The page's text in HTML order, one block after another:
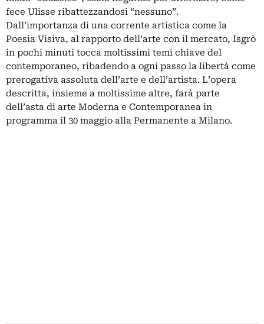
fece Ulisse ribattezzandosi “nessuno”.
Dall’importanza di una corrente artistica come la
Poesia Visiva, al rapporto dell’arte con il mercato, Isgrò
in pochi minuti tocca moltissimi temi chiave del
contemporaneo, ribadendo a ogni passo la libertà come
prerogativa assoluta dell’arte e dell’artista. L’opera
descritta, insieme a moltissime altre, farà parte
dell’asta di arte Moderna e Contemporanea in
programma il 30 maggio alla Permanente a Milano.